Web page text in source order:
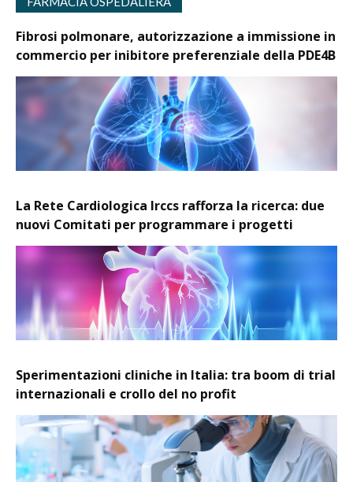
Fibrosi polmonare, autorizzazione a immissione in
commercio per inibitore preferenziale della PDE4B
La Rete Cardiologica Irccs rafforza la ricerca: due
nuovi Comitati per programmare i progetti
Sperimentazioni cliniche in Italia: tra boom di trial
internazionali e crollo del no profit